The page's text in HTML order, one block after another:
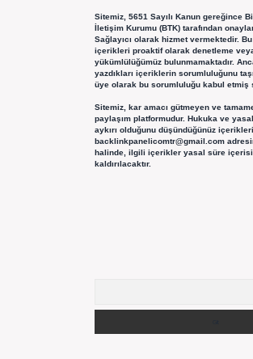
Sitemiz, 5651 Sayılı Kanun gereğince
İletişim Kurumu (BTK) tarafından
Sağlayıcı olarak hizmet vermektedir.
içerikleri proaktif olarak denetleme
yükümlülüğümüz bulunmamaktadır.
yazdıkları içeriklerin sorumluluğunu
üye olarak bu sorumluluğu kabul etmiş
Sitemiz, kar amacı gütmeyen ve
paylaşım platformudur. Hukuka ve
aykırı olduğunu düşündüğünüz
backlinkpanelicomtr@gmail.com
halinde, ilgili içerikler yasal süre
kaldırılacaktır.